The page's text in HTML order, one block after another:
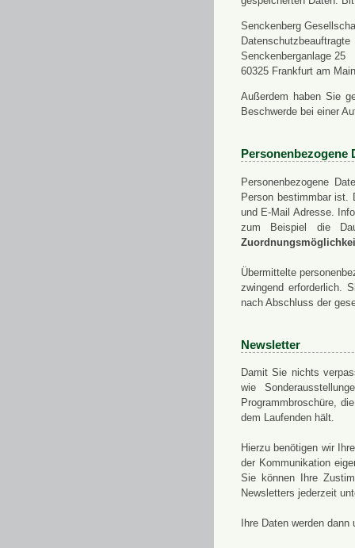
Senckenberg
Datenschutzbeauftragte
Senckenberganlage 25
60325 Frankfurt am Main
Außerdem haben Sie
Beschwerde bei einer
Personenbezogene
Personenbezogene
Person bestimmbar ist.
und E-Mail Adresse.
zum Beispiel die
Übermittelte
zwingend erforderlich.
nach Abschluss der
Newsletter
Damit Sie nichts
wie
Programmbroschüre,
dem Laufenden hält.
Hierzu benötigen wir
der Kommunikation
Sie können Ihre
Newsletters jederzeit
Ihre Daten werden